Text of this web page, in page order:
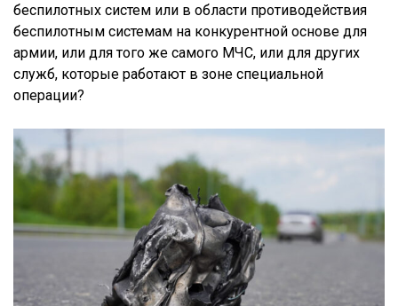
беспилотных систем или в области противодействия
беспилотным системам на конкурентной основе для
армии, или для того же самого МЧС, или для других
служб, которые работают в зоне специальной
операции?